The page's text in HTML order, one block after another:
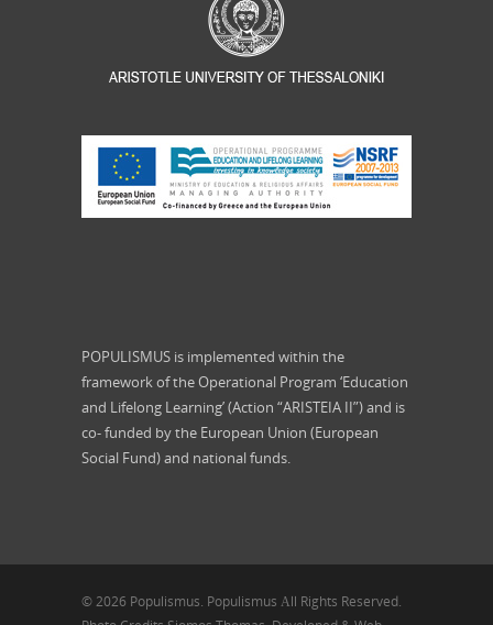
POPULISMUS is implemented within the
framework of the Operational Program ‘Education
and Lifelong Learning’ (Action “ARISTEIA II”) and is
co- funded by the European Union (European
Social Fund) and national funds.
© 2026 Populismus. Populismus Αll Rights Reserved.